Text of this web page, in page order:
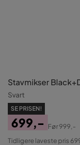
Stavmikser
Svart
SE PRISEN!
Pris
699,-
Original
Før999,-
Tidligere laveste pris